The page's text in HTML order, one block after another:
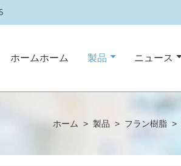
ホームホーム 製品 ニュース
ホーム > 製品 > フラン樹脂 >